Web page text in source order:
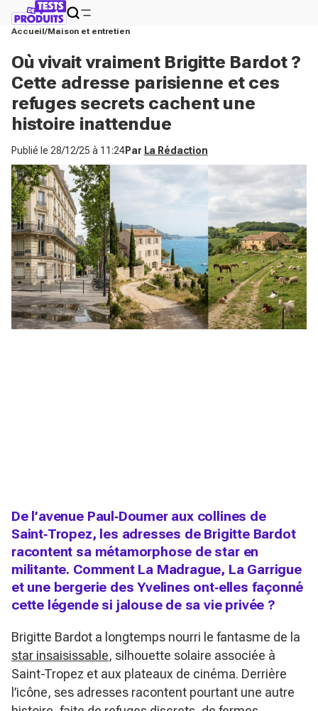
Accueil Maison et entretien
Où vivait vraiment Brigitte Bardot ?
Cette adresse parisienne et ces
refuges secrets cachent une
histoire inattendue
Publié le 28/12/25 à 11:24Par La Rédaction
De l’avenue Paul‑Doumer aux collines de
Saint‑Tropez, les adresses de Brigitte Bardot
racontent sa métamorphose de star en
militante. Comment La Madrague, La Garrigue
et une bergerie des Yvelines ont‑elles façonné
cette légende si jalouse de sa vie privée ?
Brigitte Bardot a longtemps nourri le fantasme de la
star insaisissable, silhouette solaire associée à
Saint-Tropez et aux plateaux de cinéma. Derrière
l’icône, ses adresses racontent pourtant une autre